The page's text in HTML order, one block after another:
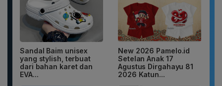
Sandal Baim unisex
yang stylish, terbuat
dari bahan karet dan
EVA...
New 2026 Pamelo.id
Setelan Anak 17
Agustus Dirgahayu 81
2026 Katun...